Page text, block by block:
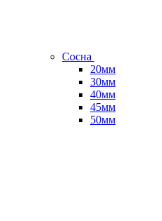
Сосна
20мм
30мм
40мм
45мм
50мм